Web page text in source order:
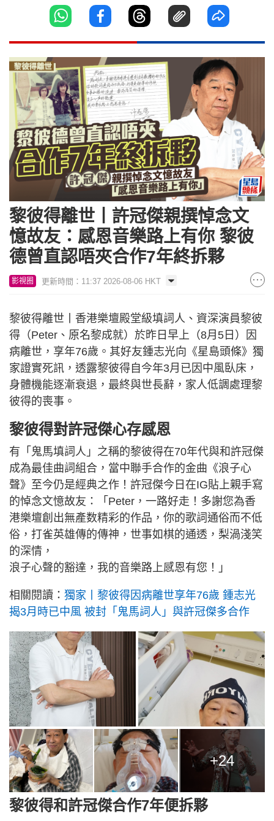
黎彼得離世丨許冠傑親撰悼念文
憶故友：感恩音樂路上有你 黎彼
德曾直認唔夾合作7年終拆夥
影視圈 更新時間：11:37 2026-08-06 HKT
黎彼得離世丨香港樂壇殿堂級填詞人、資深演員黎彼
得（Peter、原名黎成就）於昨日早上（8月5日）因
病離世，享年76歲。其好友鍾志光向《星島頭條》獨
家證實死訊，透露黎彼得自今年3月已因中風臥床，
身體機能逐漸衰退，最終與世長辭，家人低調處理黎
彼得的喪事。
黎彼得對許冠傑心存感恩
有「鬼馬填詞人」之稱的黎彼得在70年代與和許冠傑
成為最佳曲詞組合，當中聯手合作的金曲《浪子心
聲》至今仍是經典之作！許冠傑今日在IG貼上親手寫
的悼念文憶故友：「Peter，一路好走！多謝您為香
港樂壇創出無產数精彩的作品，你的歌詞通俗而不低
俗，打雀英雄傳的傳神，世事如棋的通透，梨渦淺笑
的深情，
浪子心聲的豁達，我的音樂路上感恩有您！」
相關閱讀： 獨家丨黎彼得因病離世享年76歲 鍾志光
揭3月時已中風 被封「鬼馬詞人」與許冠傑多合作
+24
黎彼得和許冠傑合作7年便拆夥